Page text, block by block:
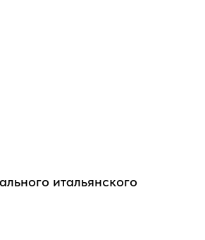
итальянского